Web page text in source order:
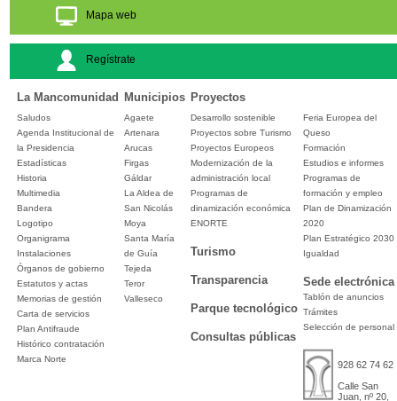
Mapa web
Regístrate
La Mancomunidad Municipios Proyectos
Saludos
Agenda Institucional de
la Presidencia
Estadísticas
Historia
Multimedia
Bandera
Logotipo
Organigrama
Instalaciones
Órganos de gobierno
Estatutos y actas
Memorias de gestión
Carta de servicios
Plan Antifraude
Histórico contratación
Marca Norte
Agaete
Artenara
Arucas
Firgas
Gáldar
La Aldea de
San Nicolás
Moya
Santa María
de Guía
Tejeda
Teror
Valleseco
Desarrollo sostenible
Proyectos sobre Turismo
Proyectos Europeos
Modernización de la
administración local
Programas de
dinamización económica
ENORTE
Turismo
Transparencia
Parque tecnológico
Consultas públicas
Feria Europea del
Queso
Formación
Estudios e informes
Programas de
formación y empleo
Plan de Dinamización
2020
Plan Estratégico 2030
Igualdad
Sede electrónica
Tablón de anuncios
Trámites
Selección de personal
928 62 74 62
Calle San
Juan, nº 20,